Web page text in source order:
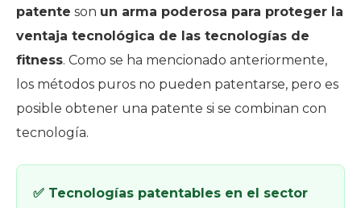
patente son un arma poderosa para proteger la
ventaja tecnológica de las tecnologías de
fitness. Como se ha mencionado anteriormente,
los métodos puros no pueden patentarse, pero es
posible obtener una patente si se combinan con
tecnología.
✅ Tecnologías patentables en el sector